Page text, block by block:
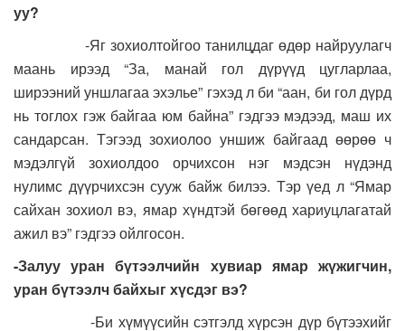
уу?
-Яг зохиолтойгоо танилцдаг өдөр найруулагч
маань ирээд “За, манай гол дүрүүд цугларлаа,
ширээний уншлагаа эхэлье” гэхэд л би “аан, би гол дүрд
нь тоглох гэж байгаа юм байна” гэдгээ мэдээд, маш их
сандарсан. Тэгээд зохиолоо уншиж байгаад өөрөө ч
мэдэлгүй зохиолдоо орчихсон нэг мэдсэн нүдэнд
нулимс дүүрчихсэн сууж байж билээ. Тэр үед л “Ямар
сайхан зохиол вэ, ямар хүндтэй бөгөөд хариуцлагатай
ажил вэ” гэдгээ ойлгосон.
-Залуу уран бүтээлчийн хувиар ямар жүжигчин,
уран бүтээлч байхыг хүсдэг вэ?
-Би хүмүүсийн сэтгэлд хүрсэн дүр бүтээхийг